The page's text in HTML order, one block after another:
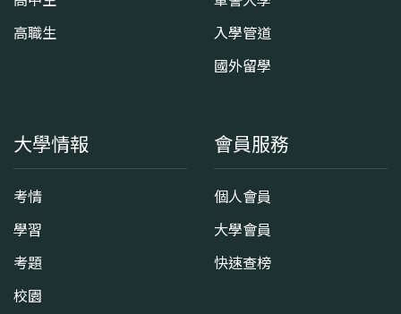
高職生
入學管道
國外留學
大學情報
考情
學習
考題
校園
會員服務
個人會員
大學會員
快速查榜